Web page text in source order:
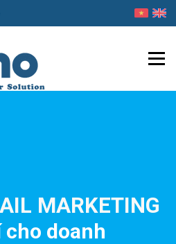
MARKETING
doanh